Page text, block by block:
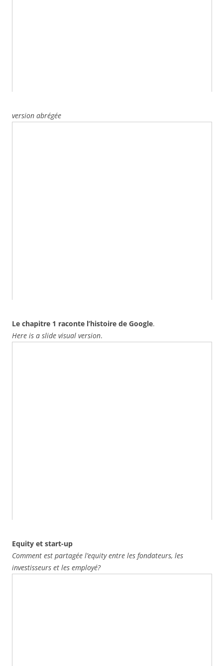
version abrégée
Le chapitre 1 raconte l’histoire de Google.
Here is a slide visual version.
Equity et start-up
Comment est partagée l’equity entre les fondateurs, les
investisseurs et les employé?